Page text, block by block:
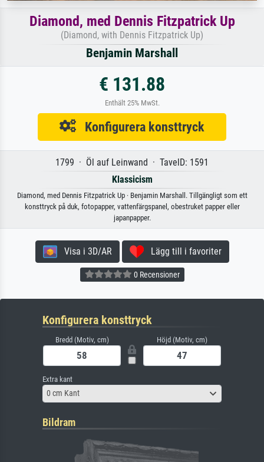
Diamond, med Dennis Fitzpatrick Up
(Diamond, with Dennis Fitzpatrick Up)
Benjamin Marshall
€ 131.88
Enthält 25% MwSt.
Konfigurera konsttryck
1799 · Öl auf Leinwand · TavelD: 1591
Klassicism
Diamond, med Dennis Fitzpatrick Up · Benjamin Marshall. Tillgängligt som ett
konsttryck på duk, fotopapper, vattenfärgspanel, obestruket papper eller
japanpapper.
Visa i 3D/AR Lägg till i favoriter
0 Recensioner
Konfigurera konsttryck
Bredd (Motiv, cm) Höjd (Motiv, cm)
Extra kant
0 cm Kant
Bildram